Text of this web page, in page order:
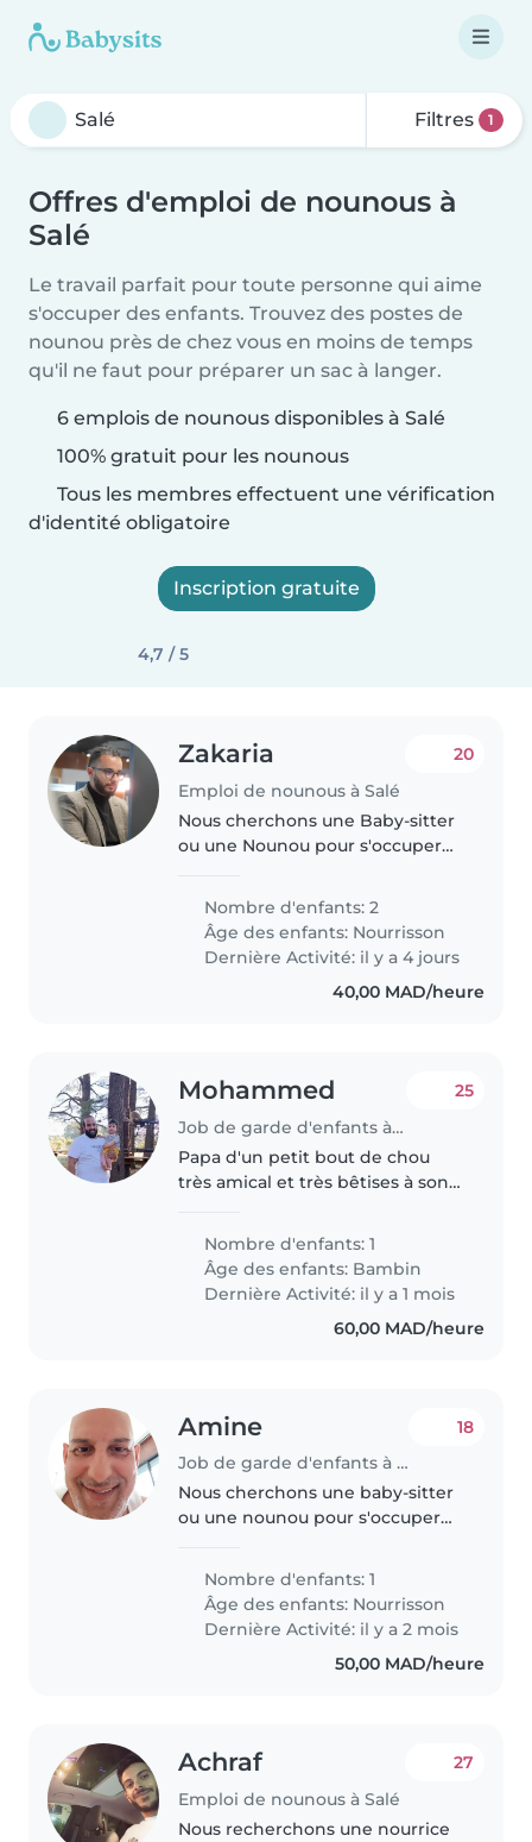
Filtres 1
Offres d'emploi de nounous à
Salé
Le travail parfait pour toute personne qui aime
s'occuper des enfants. Trouvez des postes de
nounou près de chez vous en moins de temps
qu'il ne faut pour préparer un sac à langer.
6 emplois de nounous disponibles à Salé
100% gratuit pour les nounous
Tous les membres effectuent une vérification
d'identité obligatoire
Inscription gratuite
4,7 / 5
Zakaria
Emploi de nounous à Salé
20
Nous cherchons une Baby-sitter
ou une Nounou pour s'occuper
calmes. Nous avons besoin de
quelqu'un qui parle anglais,
arabe ou français et qui soit à
l'aise..
Nombre d'enfants: 2
Âge des enfants: Nourrisson
Dernière Activité: il y a 4 jours
40,00 MAD/heure
Mohammed
Job de garde d'enfants à Salé
25
Papa d'un petit bout de chou
très amical et très bêtises à son
Nombre d'enfants: 1
Âge des enfants: Bambin
Dernière Activité: il y a 1 mois
60,00 MAD/heure
Amine
Job de garde d'enfants à Salé
18
Nous cherchons une baby-sitter
ou une nounou pour s'occuper
enfant est amical, calme et
intelligent, et nous aimerions
une personne qui puisse créer..
Nombre d'enfants: 1
Âge des enfants: Nourrisson
Dernière Activité: il y a 2 mois
50,00 MAD/heure
Achraf
Emploi de nounous à Salé
27
Nous recherchons une nourrice